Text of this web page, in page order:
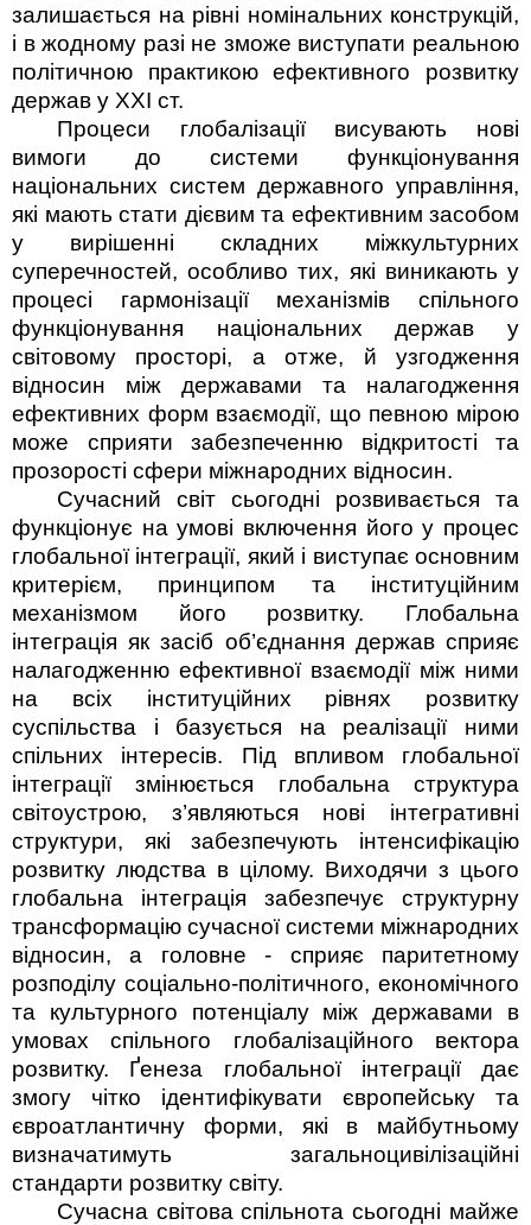
залишається на рівні номінальних конструкцій,
і в жодному разі не зможе виступати реальною
політичною практикою ефективного розвитку
держав у ХХІ ст.
Процеси глобалізації висувають нові
вимоги до системи функціонування
національних систем державного управління,
які мають стати дієвим та ефективним засобом
у вирішенні складних міжкультурних
суперечностей, особливо тих, які виникають у
процесі гармонізації механізмів спільного
функціонування національних держав у
світовому просторі, а отже, й узгодження
відносин між державами та налагодження
ефективних форм взаємодії, що певною мірою
може сприяти забезпеченню відкритості та
прозорості сфери міжнародних відносин.
Сучасний світ сьогодні розвивається та
функціонує на умові включення його у процес
глобальної інтеграції, який і виступає основ­ним
критерієм, принципом та інституційним
механізмом його розвитку. Глобальна
інтеграція як засіб об’єднання держав сприяє
налагодженню ефективної взаємодії між ними
на всіх інституційних рівнях розвитку
суспільства і базується на реалізації ними
спільних інтересів. Під впливом глобальної
інтеграції змінюється глобальна структура
світоустрою, з’являються нові інтегративні
структури, які забезпечують інтенсифікацію
розвитку людства в цілому. Виходячи з цього
глобальна інтеграція забезпечує структурну
трансформацію сучасної системи міжнародних
відносин, а головне - сприяє паритетному
розподілу соціально-політичного, економічного
та культурного­ потенціалу між державами в
умовах спільного глобалізаційного вектора
розвитку. Ґенеза глобальної інтеграції дає
змогу чітко ідентифікувати європейську та
євроатлантичну форми, які в майбутньому
визначатимуть загальноцивілізаційні
стандарти розвитку світу.
Сучасна світова спільнота сьогодні майже